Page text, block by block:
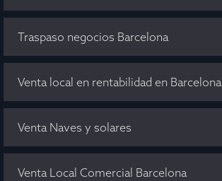
Traspaso negocios Barcelona
Venta local en rentabilidad en Barcelona
Venta Naves y solares
Venta Local Comercial Barcelona